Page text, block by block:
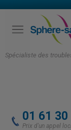
Spécialiste des
01 61 30
Prix d'un appel